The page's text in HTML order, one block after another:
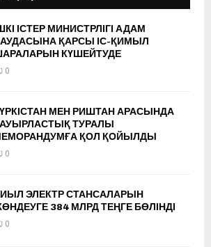
ІСТЕР МИНИСТРЛІГІ АДАМ
ҚАРСЫ ІС-ҚИМЫЛ
КҮШЕЙТУДЕ
0
МЕН РИШТАН АРАСЫНДА
ТУРАЛЫ
ҚОЛ ҚОЙЫЛДЫ
0
ЭЛЕКТР СТАНСАЛАРЫН
384 МЛРД ТЕҢГЕ БӨЛІНДІ
0